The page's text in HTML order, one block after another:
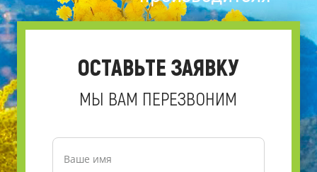
ОСТАВЬТЕ ЗАЯВКУ
МЫ ВАМ ПЕРЕЗВОНИМ